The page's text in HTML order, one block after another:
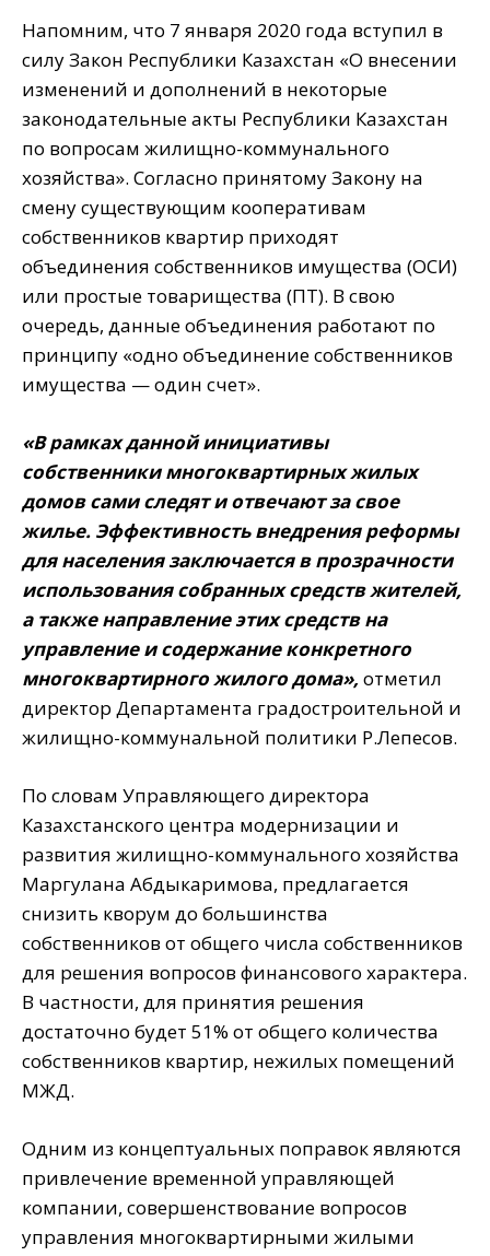
Напомним, что 7 января 2020 года вступил в
силу Закон Республики Казахстан «О внесении
изменений и дополнений в некоторые
законодательные акты Республики Казахстан
по вопросам жилищно-коммунального
хозяйства». Согласно принятому Закону на
смену существующим кооперативам
собственников квартир приходят
объединения собственников имущества (ОСИ)
или простые товарищества (ПТ). В свою
очередь, данные объединения работают по
принципу «одно объединение собственников
имущества — один счет».
«В рамках данной инициативы
собственники многоквартирных жилых
домов сами следят и отвечают за свое
жилье. Эффективность внедрения реформы
для населения заключается в прозрачности
использования собранных средств жителей,
а также направление этих средств на
управление и содержание конкретного
многоквартирного жилого дома»,отметил
директор Департамента градостроительной и
жилищно-коммунальной политики Р.Лепесов.
По словам Управляющего директора
Казахстанского центра модернизации и
развития жилищно-коммунального хозяйства
Маргулана Абдыкаримова, предлагается
снизить кворум до большинства
собственников от общего числа собственников
для решения вопросов финансового характера.
В частности, для принятия решения
достаточно будет 51% от общего количества
собственников квартир, нежилых помещений
МЖД.
Одним из концептуальных поправок являются
привлечение временной управляющей
компании, совершенствование вопросов
управления многоквартирными жилыми